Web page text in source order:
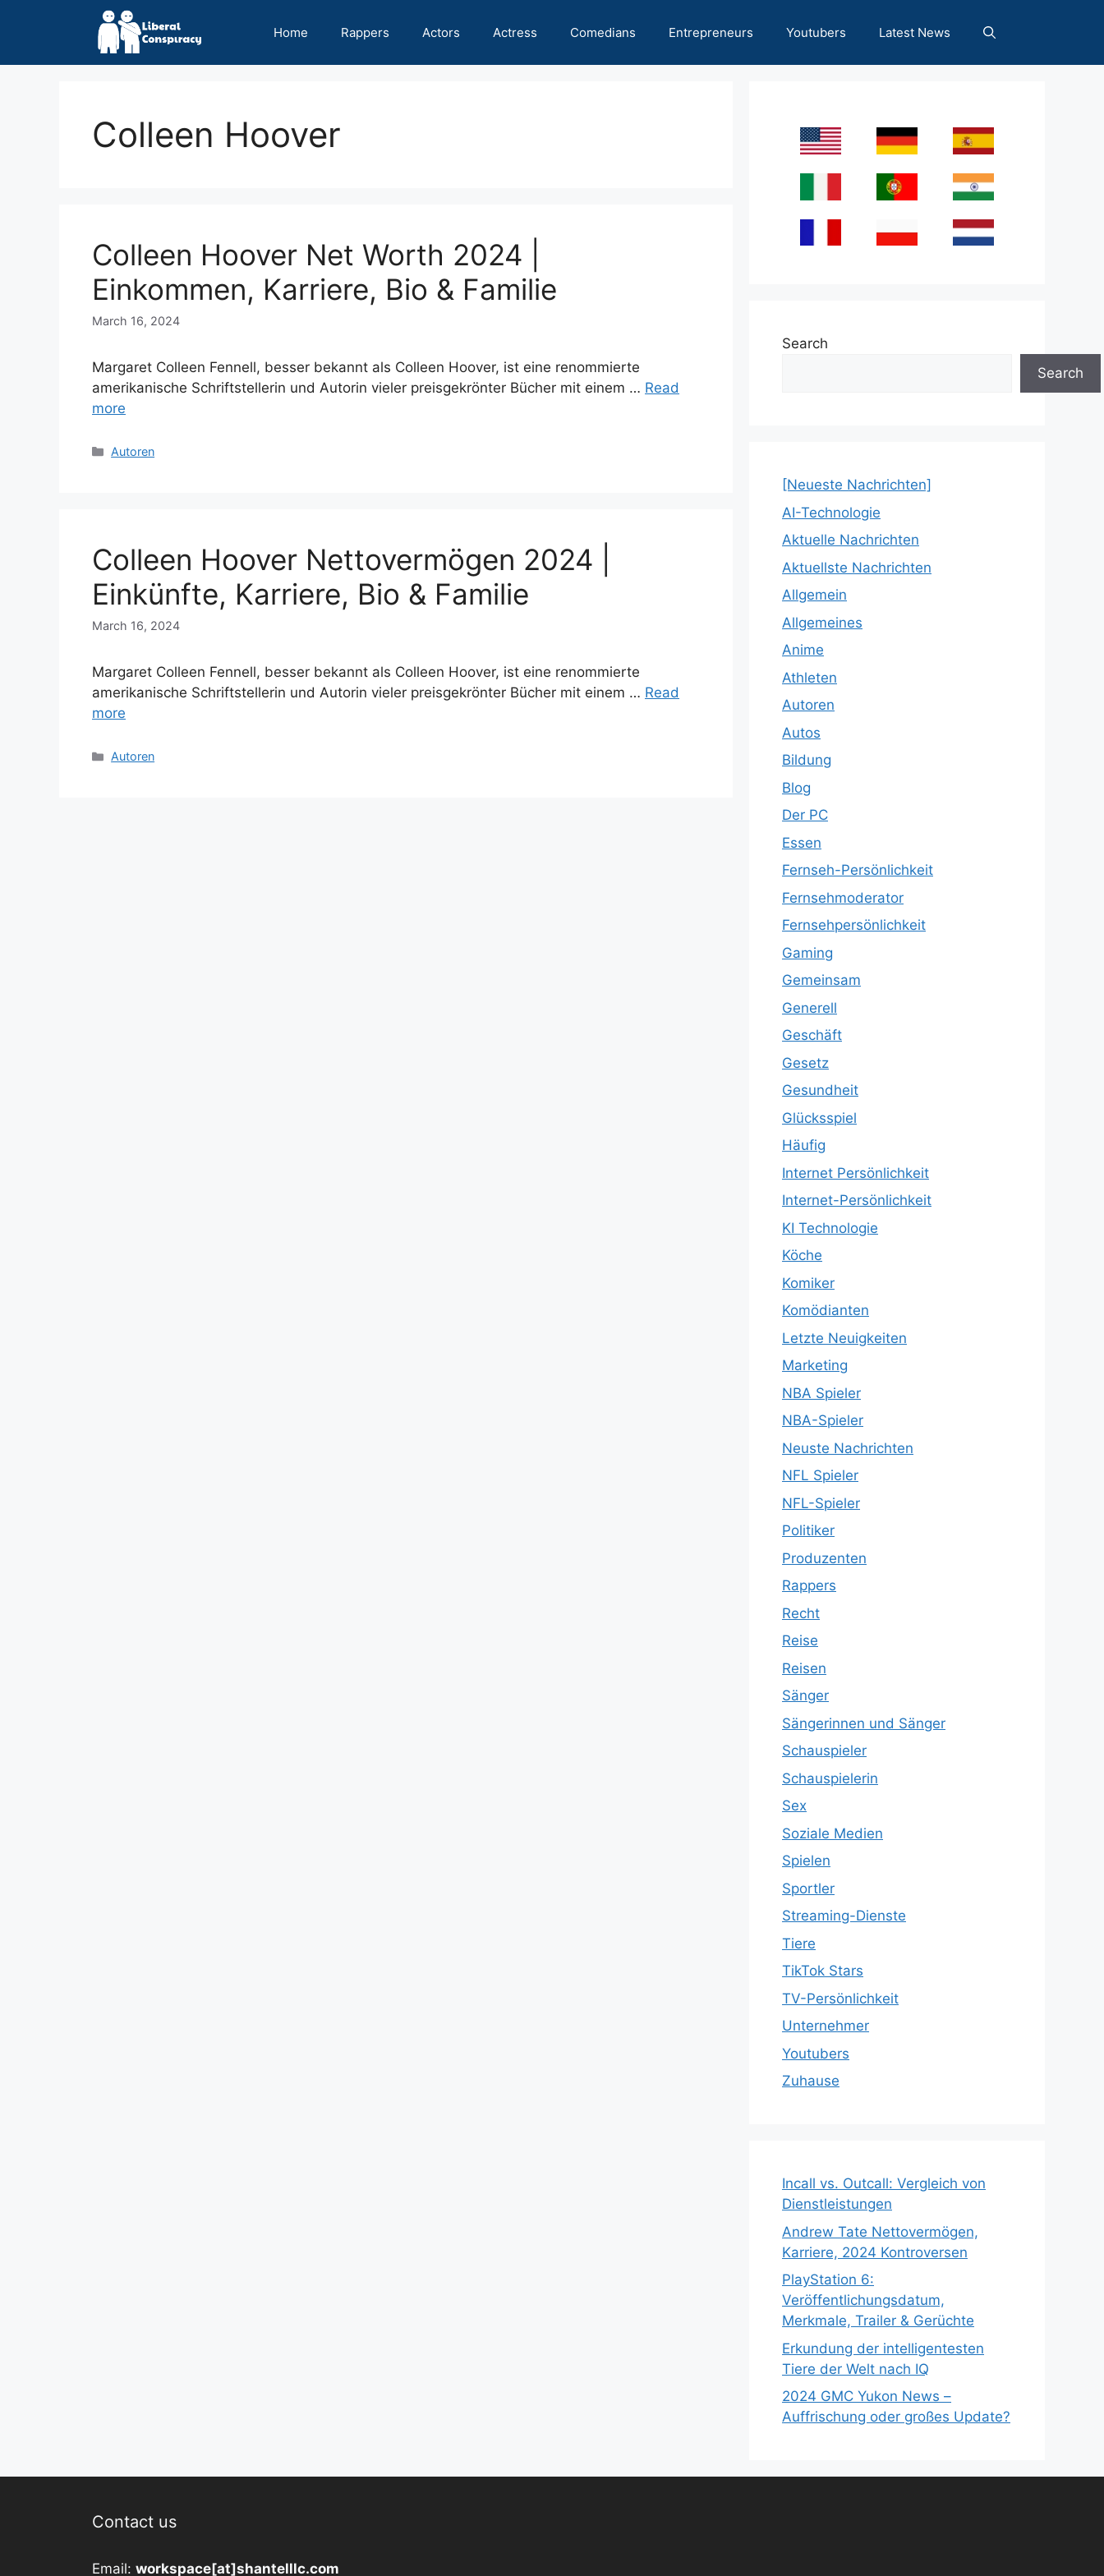
Home Rappers Actors Actress Comedians Entrepreneurs Youtubers Latest News
Colleen Hoover
Colleen Hoover Net Worth 2024 |
Einkommen, Karriere, Bio & Familie
March 16, 2024
Margaret Colleen Fennell, besser bekannt als Colleen Hoover, ist eine renommierte
amerikanische Schriftstellerin und Autorin vieler preisgekrönter Bücher mit einem … Read
more
Categories
Autoren
Colleen Hoover Nettovermögen 2024 |
Einkünfte, Karriere, Bio & Familie
March 16, 2024
Margaret Colleen Fennell, besser bekannt als Colleen Hoover, ist eine renommierte
amerikanische Schriftstellerin und Autorin vieler preisgekrönter Bücher mit einem … Read
more
Categories
Autoren
Search
Search
[Neueste Nachrichten]
AI-Technologie
Aktuelle Nachrichten
Aktuellste Nachrichten
Allgemein
Allgemeines
Anime
Athleten
Autoren
Autos
Bildung
Blog
Der PC
Essen
Fernseh-Persönlichkeit
Fernsehmoderator
Fernsehpersönlichkeit
Gaming
Gemeinsam
Generell
Geschäft
Gesetz
Gesundheit
Glücksspiel
Häufig
Internet Persönlichkeit
Internet-Persönlichkeit
KI Technologie
Köche
Komiker
Komödianten
Letzte Neuigkeiten
Marketing
NBA Spieler
NBA-Spieler
Neuste Nachrichten
NFL Spieler
NFL-Spieler
Politiker
Produzenten
Rappers
Recht
Reise
Reisen
Sänger
Sängerinnen und Sänger
Schauspieler
Schauspielerin
Sex
Soziale Medien
Spielen
Sportler
Streaming-Dienste
Tiere
TikTok Stars
TV-Persönlichkeit
Unternehmer
Youtubers
Zuhause
Incall vs. Outcall: Vergleich von
Dienstleistungen
Andrew Tate Nettovermögen,
Karriere, 2024 Kontroversen
PlayStation 6:
Veröffentlichungsdatum,
Merkmale, Trailer & Gerüchte
Erkundung der intelligentesten
Tiere der Welt nach IQ
2024 GMC Yukon News –
Auffrischung oder großes Update?
Contact us
Email: workspace[at]shantelllc.com